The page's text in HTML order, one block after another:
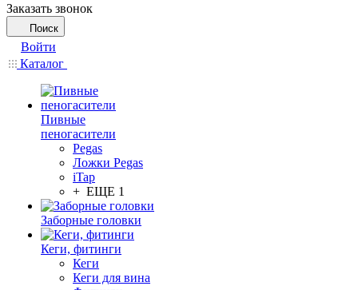
Заказать звонок
Поиск
Войти
Каталог
Пивные
пеногасители
Pegas
Ложки Pegas
iTap
+ ЕЩЕ 1
Заборные головки
Кеги, фитинги
Кеги
Кеги для вина